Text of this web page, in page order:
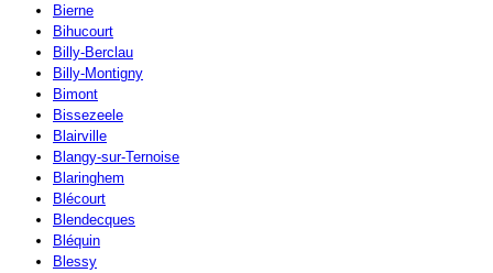
Bierne
Bihucourt
Billy-Berclau
Billy-Montigny
Bimont
Bissezeele
Blairville
Blangy-sur-Ternoise
Blaringhem
Blécourt
Blendecques
Bléquin
Blessy